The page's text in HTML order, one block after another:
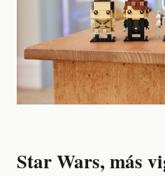
Star Wars, más